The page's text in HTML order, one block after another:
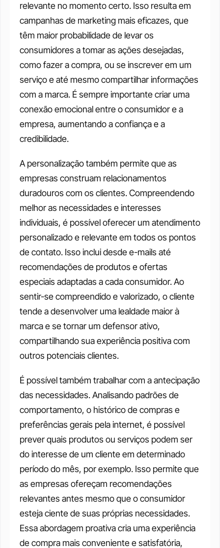
relevante no momento certo. Isso resulta em
campanhas de marketing mais eficazes, que
têm maior probabilidade de levar os
consumidores a tomar as ações desejadas,
como fazer a compra, ou se inscrever em um
serviço e até mesmo compartilhar informações
com a marca. É sempre importante criar uma
conexão emocional entre o consumidor e a
empresa, aumentando a confiança e a
credibilidade.
A personalização também permite que as
empresas construam relacionamentos
duradouros com os clientes. Compreendendo
melhor as necessidades e interesses
individuais, é possível oferecer um atendimento
personalizado e relevante em todos os pontos
de contato. Isso inclui desde e-mails até
recomendações de produtos e ofertas
especiais adaptadas a cada consumidor. Ao
sentir-se compreendido e valorizado, o cliente
tende a desenvolver uma lealdade maior à
marca e se tornar um defensor ativo,
compartilhando sua experiência positiva com
outros potenciais clientes.
É possível também trabalhar com a antecipação
das necessidades. Analisando padrões de
comportamento, o histórico de compras e
preferências gerais pela internet, é possível
prever quais produtos ou serviços podem ser
do interesse de um cliente em determinado
período do mês, por exemplo. Isso permite que
as empresas ofereçam recomendações
relevantes antes mesmo que o consumidor
esteja ciente de suas próprias necessidades.
Essa abordagem proativa cria uma experiência
de compra mais conveniente e satisfatória,